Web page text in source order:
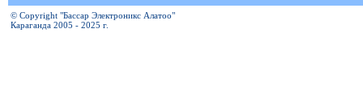
© Copyright "Бассар Электроникс Алатоо"
Караганда 2005 - 2025 г.